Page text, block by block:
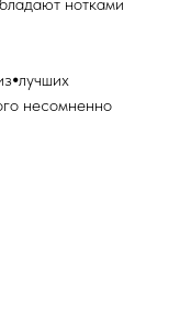
несомненно